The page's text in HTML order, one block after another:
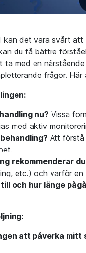
det vara svårt att
du få bättre
med en
frågor.
nu? Vissa
med aktiv
Att förstå
rekommenderar
etc.) och varför
och hur länge
att påverka mitt